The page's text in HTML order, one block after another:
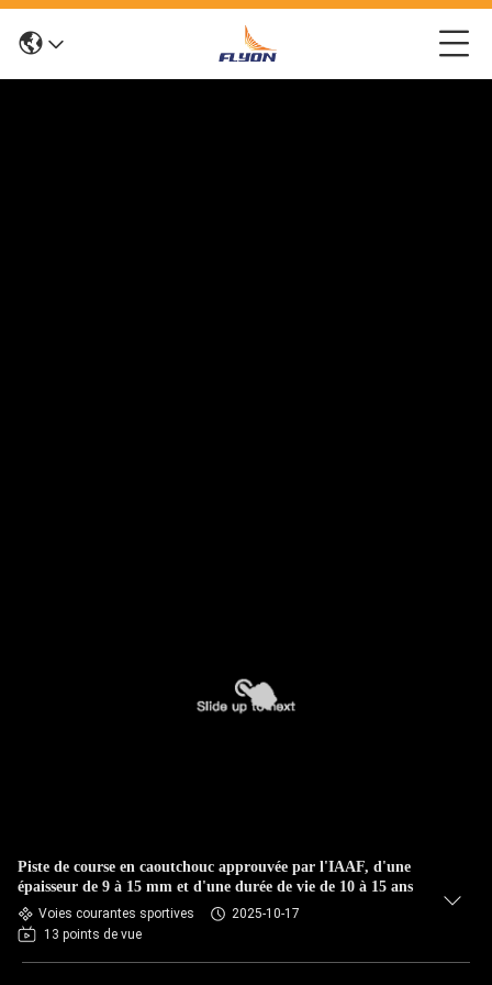
Piste de course en caoutchouc approuvée par l'IAAF, d'une
épaisseur de 9 à 15 mm et d'une durée de vie de 10 à 15 ans
Voies courantes sportives
2025-10-17
13 points de vue